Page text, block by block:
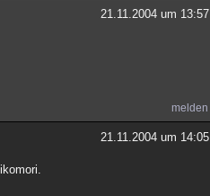
21.11.2004 um 13:57
melden
21.11.2004 um 14:05